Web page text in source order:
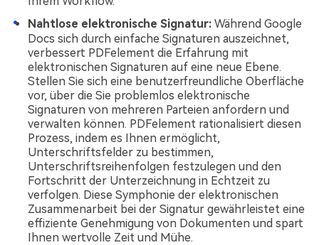
Nahtlose elektronische Signatur: Während Google
Docs sich durch einfache Signaturen auszeichnet,
verbessert PDFelement die Erfahrung mit
elektronischen Signaturen auf eine neue Ebene.
Stellen Sie sich eine benutzerfreundliche Oberfläche
vor, über die Sie problemlos elektronische
Signaturen von mehreren Parteien anfordern und
verwalten können. PDFelement rationalisiert diesen
Prozess, indem es Ihnen ermöglicht,
Unterschriftsfelder zu bestimmen,
Unterschriftsreihenfolgen festzulegen und den
Fortschritt der Unterzeichnung in Echtzeit zu
verfolgen. Diese Symphonie der elektronischen
Zusammenarbeit bei der Signatur gewährleistet eine
effiziente Genehmigung von Dokumenten und spart
Ihnen wertvolle Zeit und Mühe.